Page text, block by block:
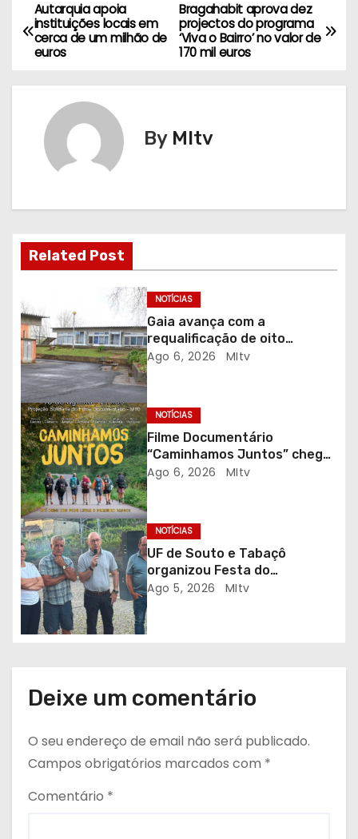
N
a
v
ç
ã
d
e
a
r
t
i
g
o
s
Bragahabit aprova dez
projectos do programa
‘Viva o Bairro’ no valor de
170 mil euros
Autarquia apoia
instituições locais em
cerca de um milhão de
euros
By MItv
Related Post
NOTÍCIAS
Gaia avança com a
requalificação de oito
escolas prioritárias
Ago 6, 2026 MItv
NOTÍCIAS
Filme Documentário
“Caminhamos Juntos” chega
ao Auditório do C.E.R. Vagos
Ago 6, 2026 MItv
NOTÍCIAS
UF de Souto e Tabaçô
organizou Festa do
Emigrante
Ago 5, 2026 MItv
Deixe um comentário
O seu endereço de email não será publicado.
Campos obrigatórios marcados com *
Comentário *